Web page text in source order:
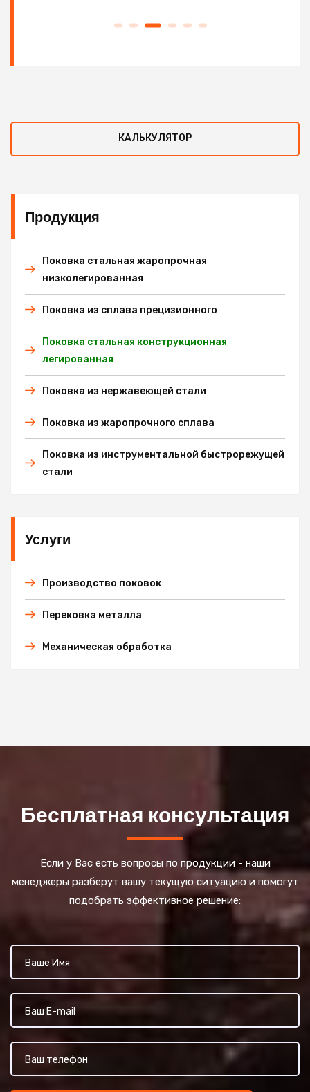
КАЛЬКУЛЯТОР
Продукция
Поковка стальная жаропрочная
низколегированная
Поковка из сплава прецизионного
Поковка стальная конструкционная
легированная
Поковка из нержавеющей стали
Поковка из жаропрочного сплава
Поковка из инструментальной быстрорежущей
стали
Услуги
Производство поковок
Перековка металла
Механическая обработка
Бесплатная консультация
Если у Вас есть вопросы по продукции - наши
менеджеры разберут вашу текущую ситуацию и помогут
подобрать эффективное решение: